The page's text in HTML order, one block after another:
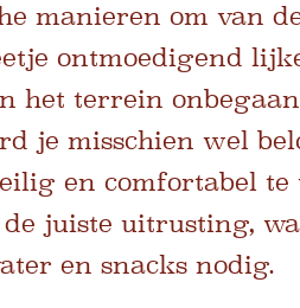
manieren om van
ontmoedigend
het terrein
je misschien wel
en comfortabel te
juiste uitrusting,
en snacks nodig.